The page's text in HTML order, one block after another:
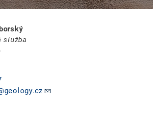
služba